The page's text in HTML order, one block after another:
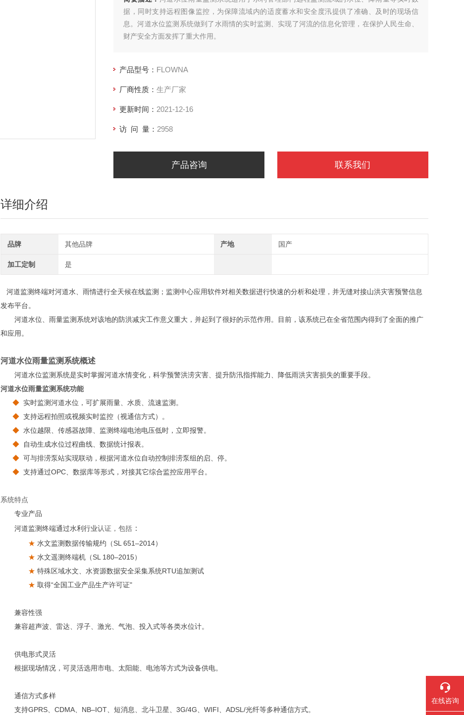
据，同时支持远程图像监控，为保障流域内的适度蓄水和安全度汛提供了准确、及时的现场信
息。河道水位监测系统做到了水雨情的实时监测、实现了河流的信息化管理，在保护人民生命、
财产安全方面发挥了重大作用。
产品型号： FLOWNA
厂商性质： 生产厂家
更新时间： 2021-12-16
访 问 量： 2958
产品咨询 联系我们
详细介绍
品牌 其他品牌 产地 国产
加工定制 是
河道监测终端对河道水、雨情进行全天候在线监测；监测中心应用软件对相关数据进行快速的分析和处理，并无缝对接山洪灾害预警信息
发布平台。
河道水位、雨量监测系统对该地的防洪减灾工作意义重大，并起到了很好的示范作用。目前，该系统已在全省范围内得到了全面的推广
和应用。
河道水位雨量监测系统概述
河道水位监测系统是实时掌握河道水情变化，科学预警洪涝灾害、提升防汛指挥能力、降低雨洪灾害损失的重要手段。
河道水位雨量监测系统功能
◆ 实时监测河道水位，可扩展雨量、水质、流速监测。
◆ 支持远程拍照或视频实时监控（视通信方式）。
◆ 水位越限、传感器故障、监测终端电池电压低时，立即报警。
◆
自动生成水位过程曲线、数据统计报表。
◆ 可与排涝泵站实现联动，根据河道水位自动控制排涝泵组的启、停。
◆ 支持通过OPC、数据库等形式，对接其它综合监控应用平台。
系统特点
专业产品
河道监测终端通过水利行业认证，包括 ：
★ 水文监测数据传输规约（SL 651–2014）
★ 水文遥测终端机（SL 180–2015）
★ 特殊区域水文、水资源数据安全采集系统RTU追加测试
★ 取得“全国工业产品生产许可证"
兼容性强
兼容超声波、雷达、浮子、激光、气泡、投入式等各类水位计。
供电形式灵活
根据现场情况，可灵活选用市电、太阳能、电池等方式为设备供电。
通信方式多样
支持GPRS、CDMA、NB–IOT、短消息、北斗卫星、3G/4G、WIFI、ADSL/光纤等多种通信方式。
在线咨询